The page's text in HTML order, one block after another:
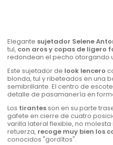
Elegante sujetador Selene
tul, con aros y copas de ligero
redondean el pecho otorgando
Este sujetador de look lencero
blonda, tul y ribeteados en una
semibrillante. El centro de
detalle de pasamanería en
Los tirantes son en su parte
gafete en cierre de cuatro
varilla lateral flexible, no
retuerza, recoge muy bien los
conocidos "gordítos".